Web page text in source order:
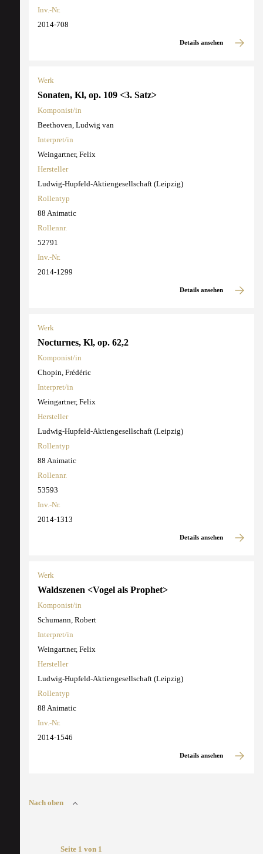
Inv.-Nr.
2014-708
Details ansehen
Werk
Sonaten, Kl, op. 109 <3. Satz>
Komponist/in
Beethoven, Ludwig van
Interpret/in
Weingartner, Felix
Hersteller
Ludwig-Hupfeld-Aktiengesellschaft (Leipzig)
Rollentyp
88 Animatic
Rollennr.
52791
Inv.-Nr.
2014-1299
Details ansehen
Werk
Nocturnes, Kl, op. 62,2
Komponist/in
Chopin, Frédéric
Interpret/in
Weingartner, Felix
Hersteller
Ludwig-Hupfeld-Aktiengesellschaft (Leipzig)
Rollentyp
88 Animatic
Rollennr.
53593
Inv.-Nr.
2014-1313
Details ansehen
Werk
Waldszenen <Vogel als Prophet>
Komponist/in
Schumann, Robert
Interpret/in
Weingartner, Felix
Hersteller
Ludwig-Hupfeld-Aktiengesellschaft (Leipzig)
Rollentyp
88 Animatic
Inv.-Nr.
2014-1546
Details ansehen
Nach oben
Seite 1 von 1